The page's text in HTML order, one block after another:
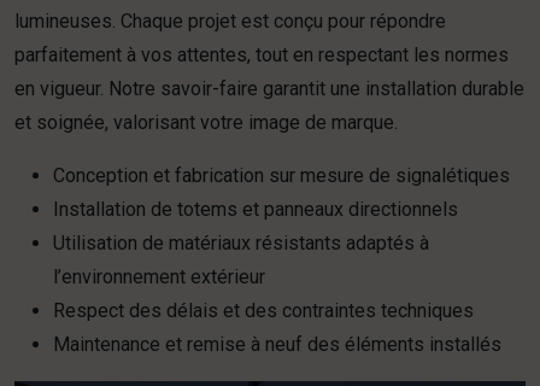
lumineuses. Chaque projet est conçu pour répondre
parfaitement à vos attentes, tout en respectant les normes
en vigueur. Notre savoir-faire garantit une installation durable
et soignée, valorisant votre image de marque.
Conception et fabrication sur mesure de signalétiques
Installation de totems et panneaux directionnels
Utilisation de matériaux résistants adaptés à
l’environnement extérieur
Respect des délais et des contraintes techniques
Maintenance et remise à neuf des éléments installés